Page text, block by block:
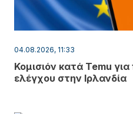
04.08.2026, 11:33
Κομισιόν κατά Temu
ελέγχου στην Ιρλανδία